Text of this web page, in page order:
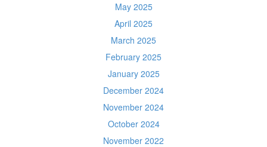
May 2025
April 2025
March 2025
February 2025
January 2025
December 2024
November 2024
October 2024
November 2022